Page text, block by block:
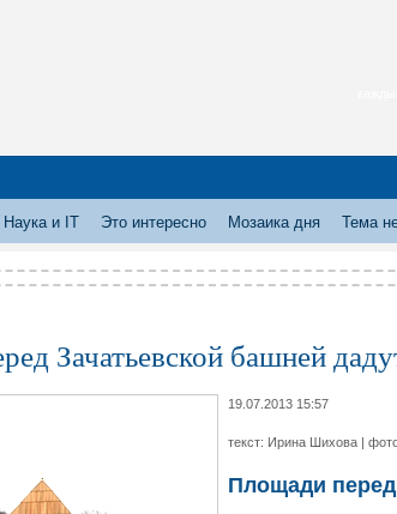
Наука и IT Это интересно Мозаика дня Тема
Зачатьевской башней
19.07.2013 15:57
текст: Ирина Шихова |
Площади